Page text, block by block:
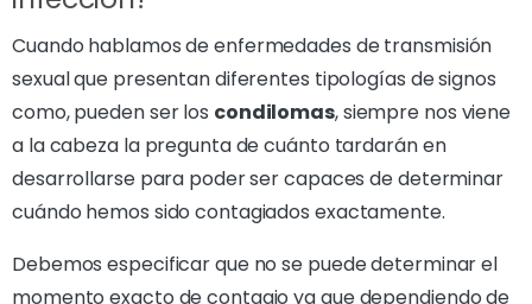
Cuando hablamos de enfermedades de transmisión
sexual que presentan diferentes tipologías de signos
como, pueden ser los condilomas, siempre nos viene
a la cabeza la pregunta de cuánto tardarán en
desarrollarse para poder ser capaces de determinar
cuándo hemos sido contagiados exactamente.
Debemos especificar que no se puede determinar el
momento exacto de contagio ya que dependiendo de